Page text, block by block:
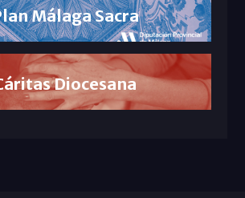
Málaga Sacra
Diocesana